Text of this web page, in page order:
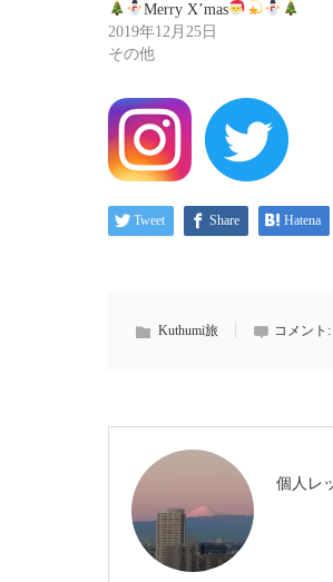
Merry X’mas
2019年12月25日
その他
Tweet Share Hatena
Kuthumi旅 コメント:
個人レ